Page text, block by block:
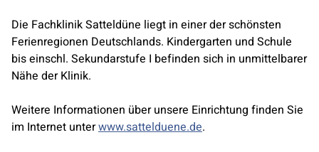
Die Fachklinik Satteldüne liegt in einer der schönsten
Ferienregionen Deutschlands. Kindergarten und Schule
bis einschl. Sekundarstufe I befinden sich in unmittelbarer
Nähe der Klinik.
Weitere Informationen über unsere Einrichtung finden Sie
im Internet unterwww.sattelduene.de.